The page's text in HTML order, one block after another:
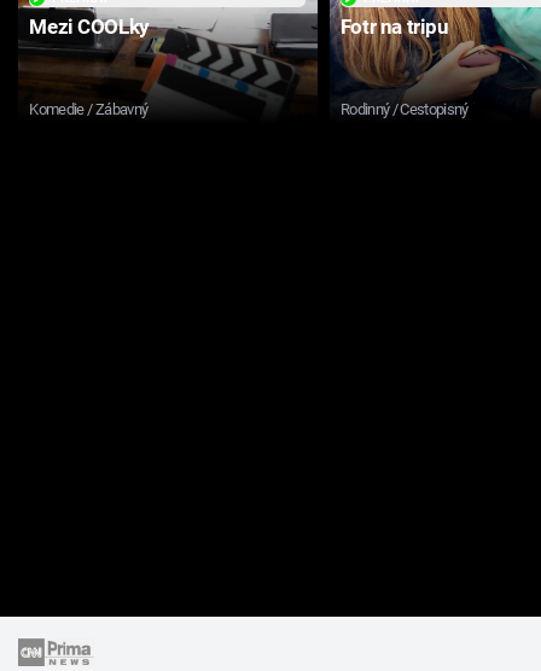
Mezi COOLky
Komedie / Zábavný
Fotr na tripu
Rodinný / Cestopisný